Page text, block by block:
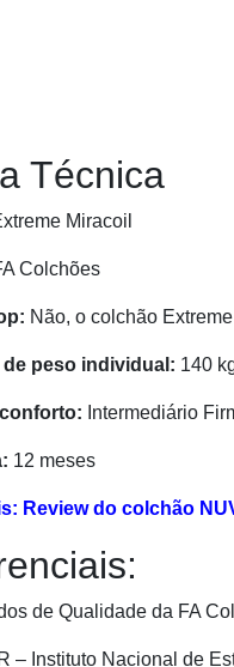
Técnica
Miracoil
Colchões
Não, o colchão
peso individual: 140
Intermediário
12 meses
Review do colchão
de Qualidade da FA
– Instituto Nacional de